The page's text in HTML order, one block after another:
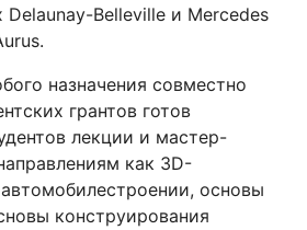
Delaunay-Belleville и Mercedes
назначения совместно
грантов готов
лекции и мастер-
как 3D-
основы
конструирования